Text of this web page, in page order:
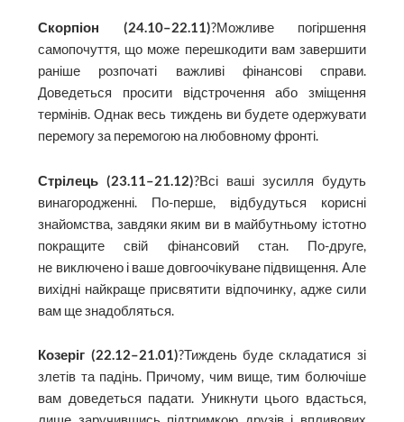
Скорпіон (24.10–22.11)?Можливе погіршення
самопочуття, що може перешкодити вам завершити
раніше розпочаті важливі фінансові справи.
Доведеться просити відстрочення або зміщення
термінів. Однак весь тиждень ви будете одержувати
перемогу за перемогою на любовному фронті.
Стрілець (23.11–21.12)?Всі ваші зусилля будуть
винагородженні. По-перше, відбудуться корисні
знайомства, завдяки яким ви в майбутньому істотно
покращите свій фінансовий стан. По-друге,
не виключено і ваше довгоочікуване підвищення. Але
вихідні найкраще присвятити відпочинку, адже сили
вам ще знадобляться.
Козеріг (22.12–21.01)?Тиждень буде складатися зі
злетів та падінь. Причому, чим вище, тим болючіше
вам доведеться падати. Уникнути цього вдасться,